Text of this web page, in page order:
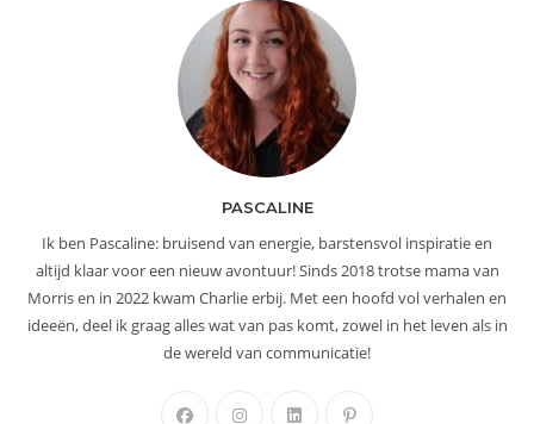
PASCALINE
Ik ben Pascaline: bruisend van energie, barstensvol inspiratie en
altijd klaar voor een nieuw avontuur! Sinds 2018 trotse mama van
Morris en in 2022 kwam Charlie erbij. Met een hoofd vol verhalen en
ideeën, deel ik graag alles wat van pas komt, zowel in het leven als in
de wereld van communicatie!
Opent
Opent
Opent